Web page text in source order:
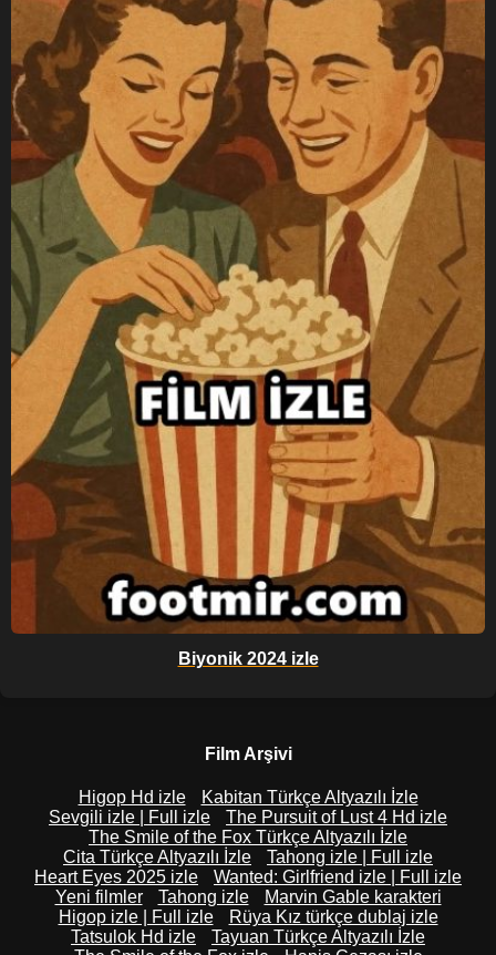
Biyonik 2024 izle
Film Arşivi
Higop Hd izle
Kabitan Türkçe Altyazılı İzle
Sevgili izle | Full izle
The Pursuit of Lust 4 Hd izle
The Smile of the Fox Türkçe Altyazılı İzle
Cita Türkçe Altyazılı İzle
Tahong izle | Full izle
Heart Eyes 2025 izle
Wanted: Girlfriend izle | Full izle
Yeni filmler
Tahong izle
Marvin Gable karakteri
Higop izle | Full izle
Rüya Kız türkçe dublaj izle
Tatsulok Hd izle
Tayuan Türkçe Altyazılı İzle